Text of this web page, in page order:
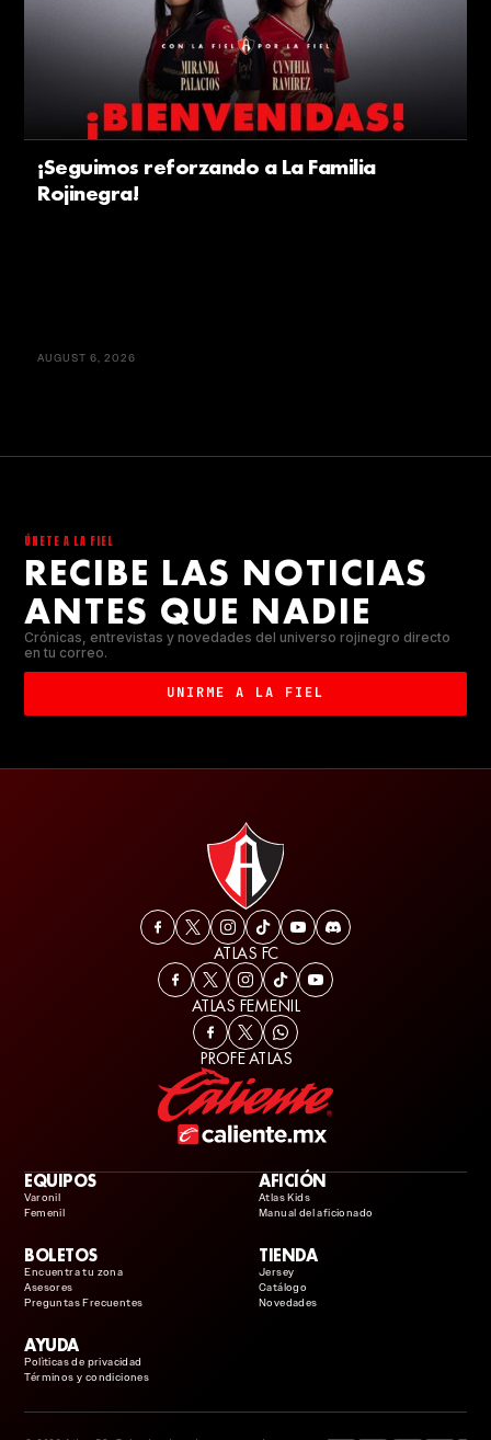
¡Seguimos reforzando a La Familia
Rojinegra!
AUGUST 6, 2026
ÚNETE A LA FIEL
RECIBE LAS NOTICIAS
ANTES QUE NADIE
Crónicas, entrevistas y novedades del universo rojinegro directo
en tu correo.
UNIRME A LA FIEL
ATLAS FC
ATLAS FEMENIL
PROFE ATLAS
EQUIPOS
Varonil
Femenil
AFICIÓN
Atlas Kids
Manual del aficionado
BOLETOS
Encuentra tu zona
Asesores
Preguntas Frecuentes
TIENDA
Jersey
Catálogo
Novedades
AYUDA
Polìticas de privacidad
Términos y condiciones